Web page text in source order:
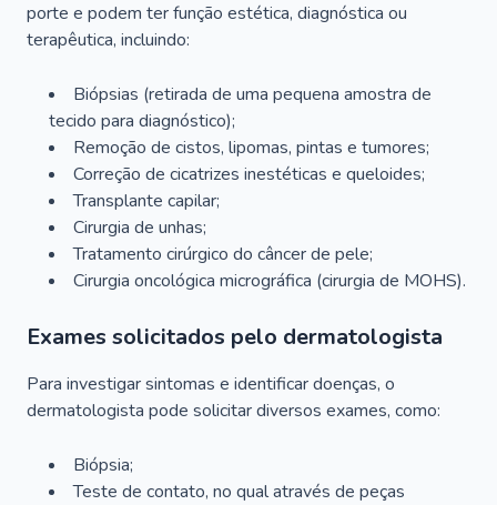
porte e podem ter função estética, diagnóstica ou
terapêutica, incluindo:
Biópsias (retirada de uma pequena amostra de
tecido para diagnóstico);
Remoção de cistos, lipomas, pintas e tumores;
Correção de cicatrizes inestéticas e queloides;
Transplante capilar;
Cirurgia de unhas;
Tratamento cirúrgico do câncer de pele;
Cirurgia oncológica micrográfica (cirurgia de MOHS).
Exames solicitados pelo dermatologista
Para investigar sintomas e identificar doenças, o
dermatologista pode solicitar diversos exames, como:
Biópsia;
Teste de contato, no qual através de peças